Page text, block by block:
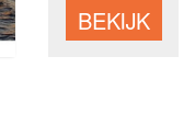
BEKIJK